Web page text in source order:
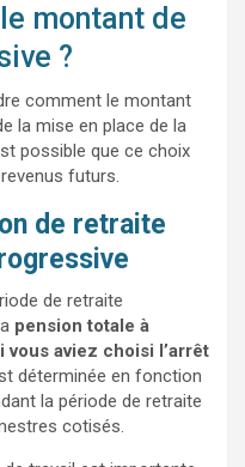
montant de
?
comment le montant
la mise en place de la
possible que ce choix
futurs.
de retraite
de retraite
pension totale à
vous aviez choisi l’arrêt
déterminée en fonction
la période de retraite
cotisés.